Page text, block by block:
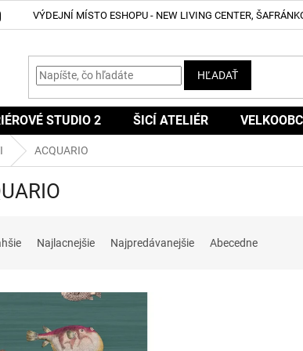
VÝDEJNÍ MÍSTO ESHOPU - NEW LIVING CENTER,
HĽADAŤ
STUDIO 2 ŠICÍ ATELIÉR
ACQUARIO
Najlacnejšie Najpredávanejšie Abecedne